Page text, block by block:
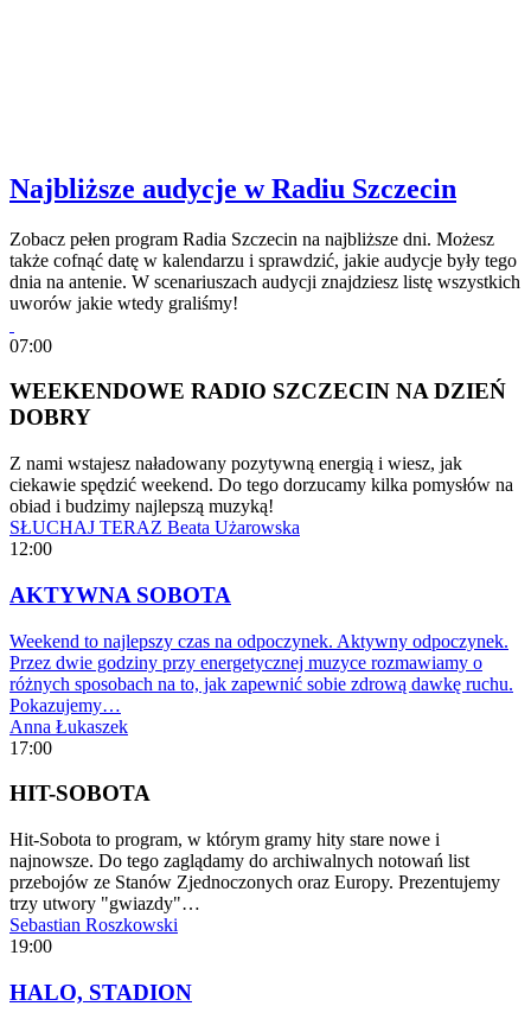
Najbliższe audycje w Radiu Szczecin
Zobacz pełen program Radia Szczecin na najbliższe dni. Możesz
także cofnąć datę w kalendarzu i sprawdzić, jakie audycje były tego
dnia na antenie. W scenariuszach audycji znajdziesz listę wszystkich
uworów jakie wtedy graliśmy!
07:00
WEEKENDOWE RADIO SZCZECIN NA DZIEŃ
DOBRY
Z nami wstajesz naładowany pozytywną energią i wiesz, jak
ciekawie spędzić weekend. Do tego dorzucamy kilka pomysłów na
obiad i budzimy najlepszą muzyką!
SŁUCHAJ TERAZ Beata Użarowska
12:00
AKTYWNA SOBOTA
Weekend to najlepszy czas na odpoczynek. Aktywny odpoczynek.
Przez dwie godziny przy energetycznej muzyce rozmawiamy o
różnych sposobach na to, jak zapewnić sobie zdrową dawkę ruchu.
Pokazujemy…
Anna Łukaszek
17:00
HIT-SOBOTA
Hit-Sobota to program, w którym gramy hity stare nowe i
najnowsze. Do tego zaglądamy do archiwalnych notowań list
przebojów ze Stanów Zjednoczonych oraz Europy. Prezentujemy
trzy utwory "gwiazdy"…
Sebastian Roszkowski
19:00
HALO, STADION